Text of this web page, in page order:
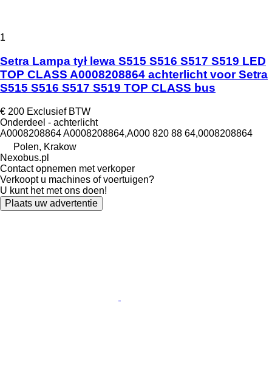
1
Setra Lampa tył lewa S515 S516 S517 S519 LED
TOP CLASS A0008208864 achterlicht voor Setra
S515 S516 S517 S519 TOP CLASS bus
€ 200 Exclusief BTW
Onderdeel - achterlicht
A0008208864 A0008208864,A000 820 88 64,0008208864
Polen, Krakow
Nexobus.pl
Contact opnemen met verkoper
Verkoopt u machines of voertuigen?
U kunt het met ons doen!
Plaats uw advertentie